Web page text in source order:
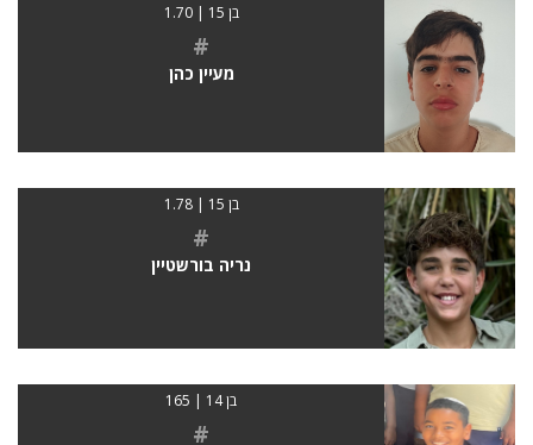
בן 15 | 1.70
#
מעיין כהן
בן 15 | 1.78
#
נריה בורשטיין
בן 14 | 165
#